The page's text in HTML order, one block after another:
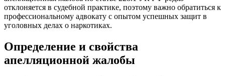
отклоняется в судебной практике, поэтому важно обратиться к
профессиональному адвокату с опытом успешных защит в
уголовных делах о наркотиках.
Определение и свойства
апелляционной жалобы